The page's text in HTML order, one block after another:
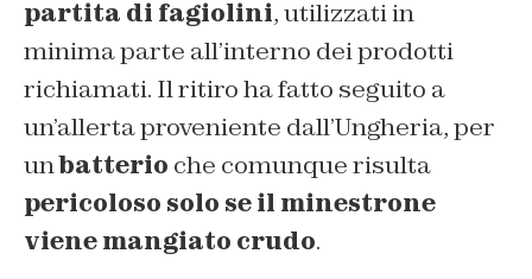
partita di fagiolini, utilizzati in
minima parte all’interno dei prodotti
richiamati. Il ritiro ha fatto seguito a
un’allerta proveniente dall’Ungheria, per
unbatterio che comunque risulta
pericoloso solo se il minestrone
viene mangiato crudo.